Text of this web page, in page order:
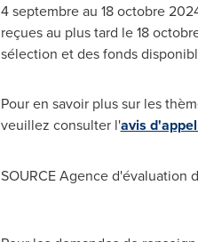
4 septembre au 18 octobre
reçues au plus tard le 18
sélection et des fonds
Pour en savoir plus sur les
veuillez consulter l'avis
SOURCE Agence d'évaluation